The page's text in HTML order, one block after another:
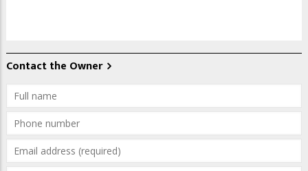
Contact the Owner